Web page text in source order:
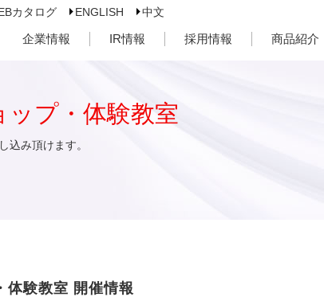
カタログ ENGLISH 中文
企業情報 IR情報 採用情報 商品紹介
ップ・体験教室
込み頂けます。
体験教室 開催情報